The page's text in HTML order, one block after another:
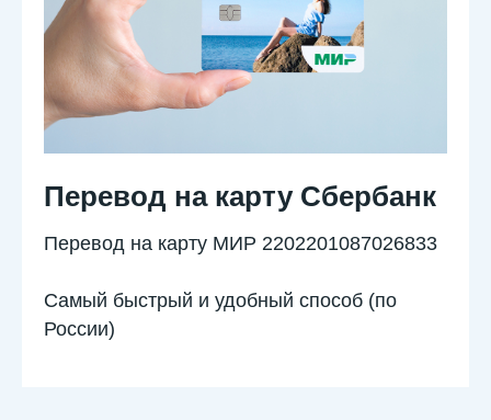
Перевод на карту Сбербанк
Перевод на карту МИР 2202201087026833
Самый быстрый и удобный способ (по
России)